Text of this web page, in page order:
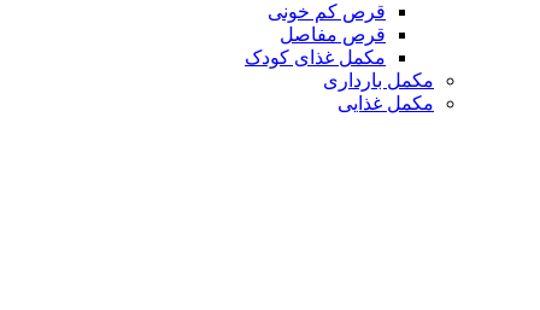
قرص کم خونی
قرص مفاصل
مکمل غذای کودک
مکمل بارداری
مکمل غذایی